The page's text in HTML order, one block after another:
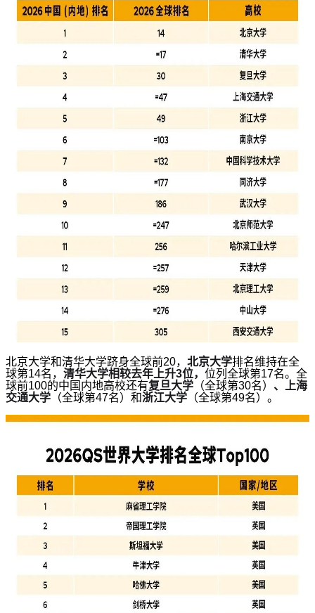
北京大学和清华大学跻身全球前20， 北京大学排名维持在全
球第14名， 清华大学相较去年上升3位， 位列全球第17名。全
球前100的中国内地高校还有复旦大学 （全球第30名） 、上海
交通大学 （全球第47名）和浙江大学 （全球第49名）。